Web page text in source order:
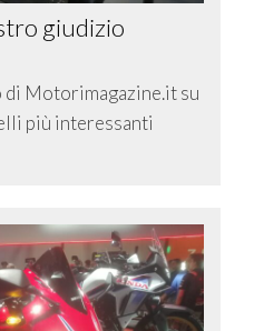
giudizio
Motorimagazine.it su
più interessanti